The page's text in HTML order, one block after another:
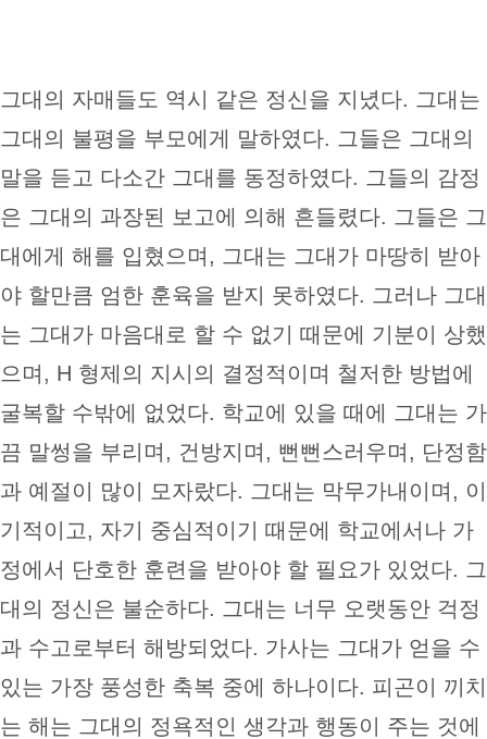
그대의 자매들도 역시 같은 정신을 지녔다. 그대는
그대의 불평을 부모에게 말하였다. 그들은 그대의
말을 듣고 다소간 그대를 동정하였다. 그들의 감정
은 그대의 과장된 보고에 의해 흔들렸다. 그들은 그
대에게 해를 입혔으며, 그대는 그대가 마땅히 받아
야 할만큼 엄한 훈육을 받지 못하였다. 그러나 그대
는 그대가 마음대로 할 수 없기 때문에 기분이 상했
으며, H 형제의 지시의 결정적이며 철저한 방법에
굴복할 수밖에 없었다. 학교에 있을 때에 그대는 가
끔 말썽을 부리며, 건방지며, 뻔뻔스러우며, 단정함
과 예절이 많이 모자랐다. 그대는 막무가내이며, 이
기적이고, 자기 중심적이기 때문에 학교에서나 가
정에서 단호한 훈련을 받아야 할 필요가 있었다. 그
대의 정신은 불순하다. 그대는 너무 오랫동안 걱정
과 수고로부터 해방되었다. 가사는 그대가 얻을 수
있는 가장 풍성한 축복 중에 하나이다. 피곤이 끼치
는 해는 그대의 정욕적인 생각과 행동이 주는 것에